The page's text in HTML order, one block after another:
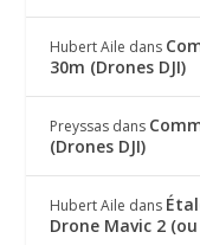
Hubert Aile dans
30m (Drones DJI)
Preyssas dans
(Drones DJI)
Hubert Aile dans
Drone Mavic 2